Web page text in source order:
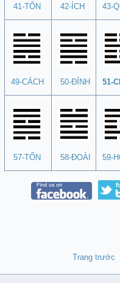
41-TỔN 42-ÍCH 43-
49-CÁCH 50-ĐỈNH 51-
57-TỐN 58-ĐOÀI 59-
Trang trước